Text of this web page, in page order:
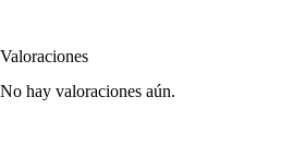
Valoraciones
No hay valoraciones aún.